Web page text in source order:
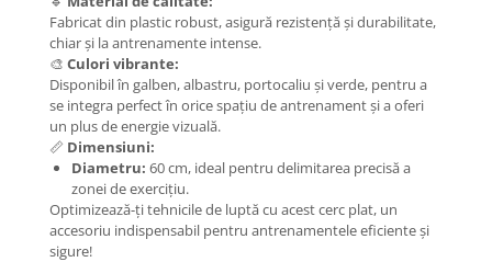
Fabricat din plastic robust, asigură rezistență și durabilitate,
chiar și la antrenamente intense.
🎨 Culori vibrante:
Disponibil în galben, albastru, portocaliu și verde, pentru a
se integra perfect în orice spațiu de antrenament și a oferi
un plus de energie vizuală.
📏 Dimensiuni:
Diametru: 60 cm, ideal pentru delimitarea precisă a
zonei de exercițiu.
Optimizează-ți tehnicile de luptă cu acest cerc plat, un
accesoriu indispensabil pentru antrenamentele eficiente și
sigure!